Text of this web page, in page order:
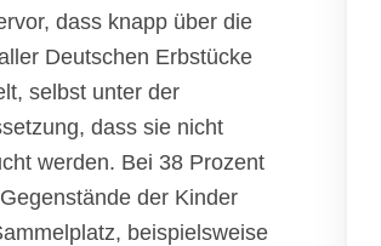
dass knapp über die
Deutschen Erbstücke
selbst unter der
dass sie nicht
werden. Bei 38 Prozent
der Kinder
beispielsweise